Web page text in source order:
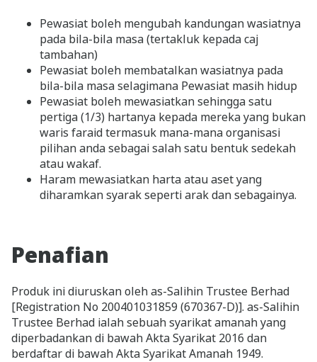
Pewasiat boleh mengubah kandungan wasiatnya
pada bila-bila masa (tertakluk kepada caj
tambahan)
Pewasiat boleh membatalkan wasiatnya pada
bila-bila masa selagimana Pewasiat masih hidup
Pewasiat boleh mewasiatkan sehingga satu
pertiga (1/3) hartanya kepada mereka yang bukan
waris faraid termasuk mana-mana organisasi
pilihan anda sebagai salah satu bentuk sedekah
atau wakaf.
Haram mewasiatkan harta atau aset yang
diharamkan syarak seperti arak dan sebagainya.
Penafian
Produk ini diuruskan oleh as-Salihin Trustee Berhad
[Registration No 200401031859 (670367-D)]. as-Salihin
Trustee Berhad ialah sebuah syarikat amanah yang
diperbadankan di bawah Akta Syarikat 2016 dan
berdaftar di bawah Akta Syarikat Amanah 1949.